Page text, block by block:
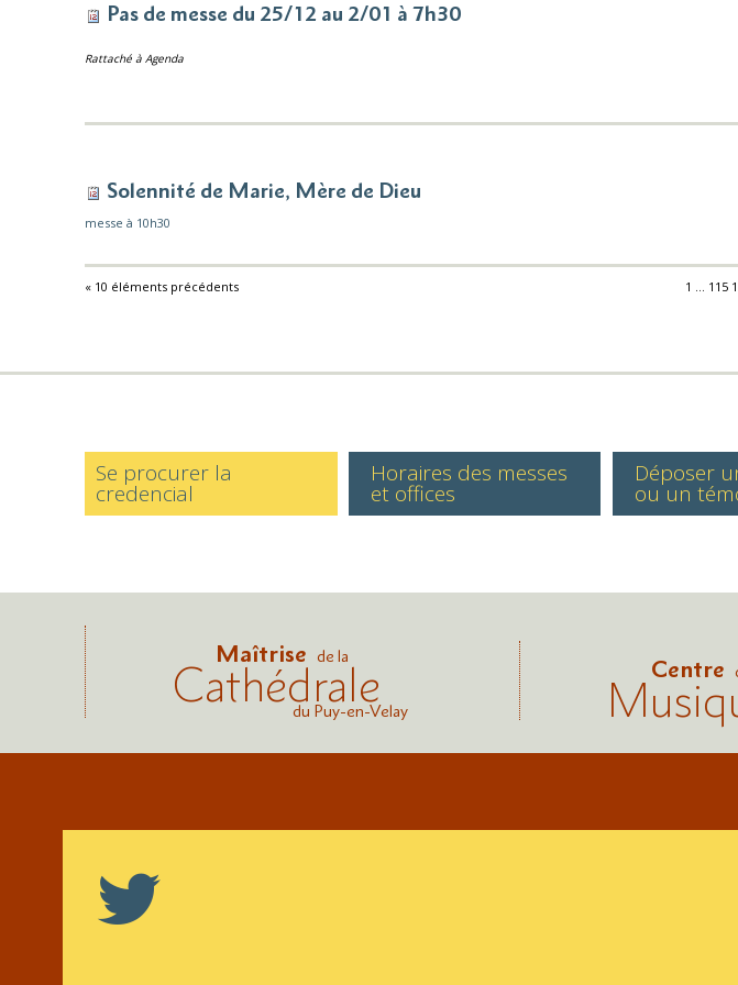
Pas de messe du 25/12 au 2/01 à 7h30
Rattaché à Agenda
Solennité de Marie, Mère de Dieu
messe à 10h30
« 10 éléments précédents 1 ... 115
Se procurer la
credencial
Horaires des messes
et offices
Déposer
ou un
Maîtrise de la
Cathédrale
du Puy-en-Velay
Centre